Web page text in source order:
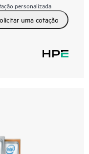
personalizada
uma cotação